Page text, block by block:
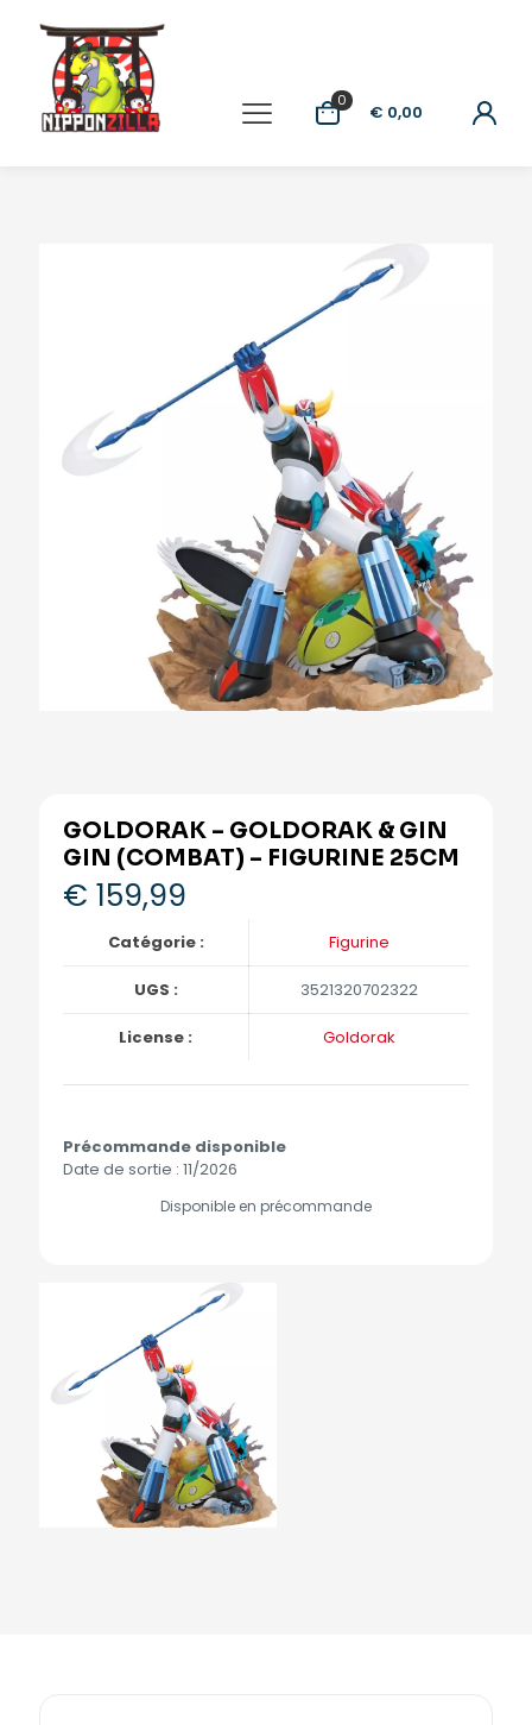
0
€ 0,00
GOLDORAK – GOLDORAK & GIN
GIN (COMBAT) – FIGURINE 25CM
€ 159,99
Catégorie : Figurine
UGS : 3521320702322
License : Goldorak
Précommande disponible
Date de sortie : 11/2026
Disponible en précommande